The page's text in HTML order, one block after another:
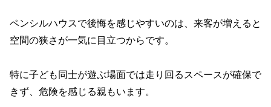
ペンシルハウスで後悔を感じやすいのは、来客が増えると
空間の狭さが一気に目立つからです。
特に子ども同士が遊ぶ場面では走り回るスペースが確保で
きず、危険を感じる親もいます。